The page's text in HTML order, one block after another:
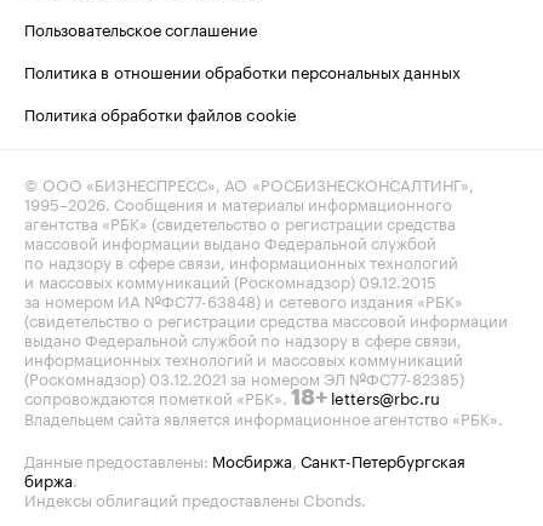
Пользовательское соглашение
Политика в отношении обработки персональных данных
Политика обработки файлов cookie
© ООО «БИЗНЕСПРЕСС», АО «РОСБИЗНЕСКОНСАЛТИНГ»,
1995–2026. Сообщения и материалы информационного
агентства «РБК» (свидетельство о регистрации средства
массовой информации выдано Федеральной службой
по надзору в сфере связи, информационных технологий
и массовых коммуникаций (Роскомнадзор) 09.12.2015
за номером ИА №ФС77-63848) и сетевого издания «РБК»
(свидетельство о регистрации средства массовой информации
выдано Федеральной службой по надзору в сфере связи,
информационных технологий и массовых коммуникаций
(Роскомнадзор) 03.12.2021 за номером ЭЛ №ФС77-82385)
сопровождаются пометкой «РБК». 18+ letters@rbc.ru
Владельцем сайта является информационное агентство «РБК».
Данные предоставлены: Мосбиржа, Санкт-Петербургская
биржа.
Индексы облигаций предоставлены Cbonds.